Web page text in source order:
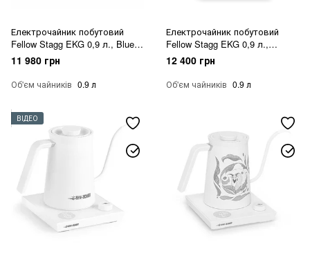
Електрочайник побутовий
Fellow Stagg EKG 0,9 л., Blue
Walnut
11 980 грн
Об'єм чайників 0.9 л
Електрочайник побутовий
Fellow Stagg EKG 0,9 л.,
Димний Зелений
12 400 грн
Об'єм чайників 0.9 л
ВІДЕО